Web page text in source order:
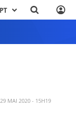
PT
29 MAI 2020 - 15H19